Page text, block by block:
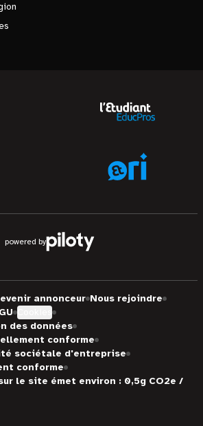
powered by
annonceur Nous rejoindre
des données
conforme
sociétale d'entreprise
conforme
le site émet environ : 0,5g CO2e /